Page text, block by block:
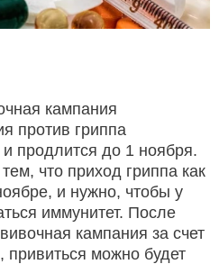
кампания
против гриппа
и продлится до 1 ноября.
что приход гриппа как
и нужно, чтобы у
иммунитет. После
кампания за счет
можно будет